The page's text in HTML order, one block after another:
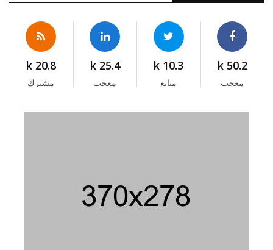
50.2 k
معجب
10.3 k
متابع
25.4 k
معجب
20.8 k
مشترك